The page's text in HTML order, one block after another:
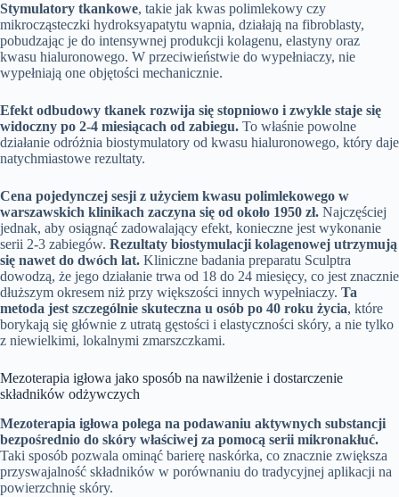
Stymulatory tkankowe, takie jak kwas polimlekowy czy
mikrocząsteczki hydroksyapatytu wapnia, działają na fibroblasty,
pobudzając je do intensywnej produkcji kolagenu, elastyny oraz
kwasu hialuronowego. W przeciwieństwie do wypełniaczy, nie
wypełniają one objętości mechanicznie.
Efekt odbudowy tkanek rozwija się stopniowo i zwykle staje się
widoczny po 2-4 miesiącach od zabiegu. To właśnie powolne
działanie odróżnia biostymulatory od kwasu hialuronowego, który daje
natychmiastowe rezultaty.
Cena pojedynczej sesji z użyciem kwasu polimlekowego w
warszawskich klinikach zaczyna się od około 1950 zł. Najczęściej
jednak, aby osiągnąć zadowalający efekt, konieczne jest wykonanie
serii 2-3 zabiegów. Rezultaty biostymulacji kolagenowej utrzymują
się nawet do dwóch lat. Kliniczne badania preparatu Sculptra
dowodzą, że jego działanie trwa od 18 do 24 miesięcy, co jest znacznie
dłuższym okresem niż przy większości innych wypełniaczy. Ta
metoda jest szczególnie skuteczna u osób po 40 roku życia, które
borykają się głównie z utratą gęstości i elastyczności skóry, a nie tylko
z niewielkimi, lokalnymi zmarszczkami.
Mezoterapia igłowa jako sposób na nawilżenie i dostarczenie
składników odżywczych
Mezoterapia igłowa polega na podawaniu aktywnych substancji
bezpośrednio do skóry właściwej za pomocą serii mikronakłuć.
Taki sposób pozwala ominąć barierę naskórka, co znacznie zwiększa
przyswajalność składników w porównaniu do tradycyjnej aplikacji na
powierzchnię skóry.